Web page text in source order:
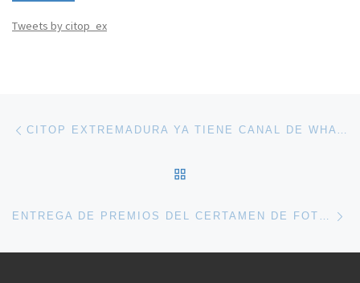
Tweets by citop_ex
Navegación de entradas CITOP EXTREMADURA YA TIENE CANAL DE WHATSAPP
ENTREGA DE PREMIOS DEL CERTAMEN DE FOTOGRAFÍA EN EL CÓCTEL DE NAVIDAD 2023